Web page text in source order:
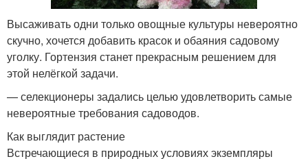
Высаживать одни только овощные культуры невероятно
скучно, хочется добавить красок и обаяния садовому
уголку. Гортензия станет прекрасным решением для
этой нелёгкой задачи.
— селекционеры задались целью удовлетворить самые
невероятные требования садоводов.
Как выглядит растение
Встречающиеся в природных условиях экземпляры